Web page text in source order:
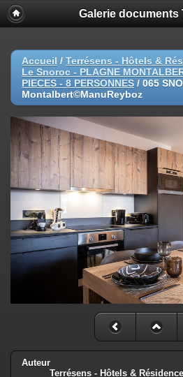
Galerie documents
Accueil / Terrésens - Hôtels &
Le Snoroc - PLAGNE
PIECES - 8 PERSONNES / 065
Montalbert©ManuReyboz
Auteur
Terrésens - Hôtels &